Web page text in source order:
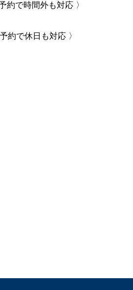
約で時間外も対応 〉
約で休日も対応 〉